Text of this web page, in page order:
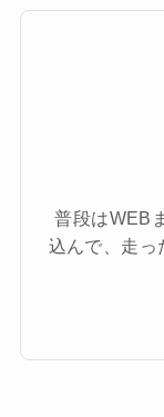
普段はWEB
込んで、走っ